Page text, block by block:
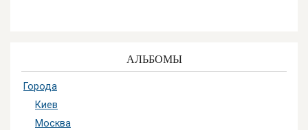
АЛЬБОМЫ
Города
Киев
Москва